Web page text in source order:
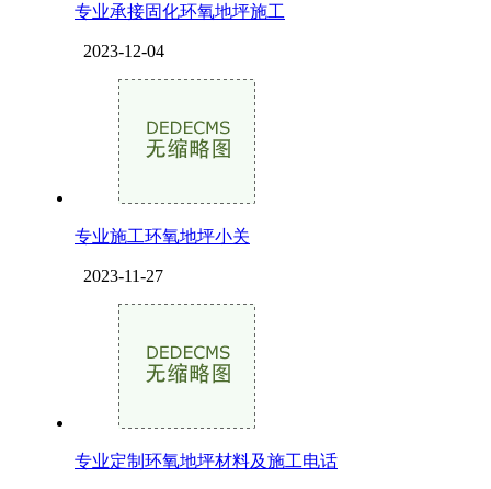
专业承接固化环氧地坪施工
2023-12-04
专业施工环氧地坪小关
2023-11-27
专业定制环氧地坪材料及施工电话